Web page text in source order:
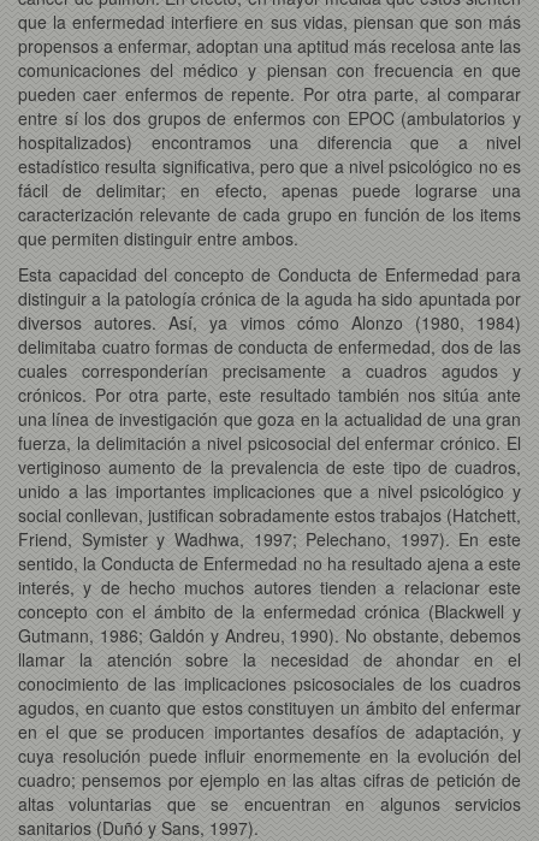
que la enfermedad interfiere en sus vidas, piensan que son más
propensos a enfermar, adoptan una aptitud más recelosa ante las
comunicaciones del médico y piensan con frecuencia en que
pueden caer enfermos de repente. Por otra parte, al comparar
entre sí los dos grupos de enfermos con EPOC (ambulatorios y
hospitalizados) encontramos una diferencia que a nivel
estadístico resulta significativa, pero que a nivel psicológico no es
fácil de delimitar; en efecto, apenas puede lograrse una
caracterización relevante de cada grupo en función de los items
que permiten distinguir entre ambos.
Esta capacidad del concepto de Conducta de Enfermedad para
distinguir a la patología crónica de la aguda ha sido apuntada por
diversos autores. Así, ya vimos cómo Alonzo (1980, 1984)
delimitaba cuatro formas de conducta de enfermedad, dos de las
cuales corresponderían precisamente a cuadros agudos y
crónicos. Por otra parte, este resultado también nos sitúa ante
una línea de investigación que goza en la actualidad de una gran
fuerza, la delimitación a nivel psicosocial del enfermar crónico. El
vertiginoso aumento de la prevalencia de este tipo de cuadros,
unido a las importantes implicaciones que a nivel psicológico y
social conllevan, justifican sobradamente estos trabajos (Hatchett,
Friend, Symister y Wadhwa, 1997; Pelechano, 1997). En este
sentido, la Conducta de Enfermedad no ha resultado ajena a este
interés, y de hecho muchos autores tienden a relacionar este
concepto con el ámbito de la enfermedad crónica (Blackwell y
Gutmann, 1986; Galdón y Andreu, 1990). No obstante, debemos
llamar la atención sobre la necesidad de ahondar en el
conocimiento de las implicaciones psicosociales de los cuadros
agudos, en cuanto que estos constituyen un ámbito del enfermar
en el que se producen importantes desafíos de adaptación, y
cuya resolución puede influir enormemente en la evolución del
cuadro; pensemos por ejemplo en las altas cifras de petición de
altas voluntarias que se encuentran en algunos servicios
sanitarios (Duñó y Sans, 1997).